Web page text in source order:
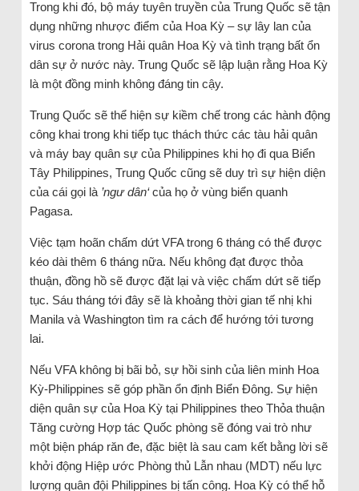
Trong khi đó, bộ máy tuyên truyền của Trung Quốc sẽ tận
dụng những nhược điểm của Hoa Kỳ – sự lây lan của
virus corona trong Hải quân Hoa Kỳ và tình trạng bất ổn
dân sự ở nước này. Trung Quốc sẽ lập luận rằng Hoa Kỳ
là một đồng minh không đáng tin cậy.
Trung Quốc sẽ thể hiện sự kiềm chế trong các hành động
công khai trong khi tiếp tục thách thức các tàu hải quân
và máy bay quân sự của Philippines khi họ đi qua Biển
Tây Philippines, Trung Quốc cũng sẽ duy trì sự hiện diện
của cái gọi là ’ngư dân‘của họ ở vùng biển quanh
Pagasa.
Việc tạm hoãn chấm dứt VFA trong 6 tháng có thể được
kéo dài thêm 6 tháng nữa. Nếu không đạt được thỏa
thuận, đồng hồ sẽ được đặt lại và việc chấm dứt sẽ tiếp
tục. Sáu tháng tới đây sẽ là khoảng thời gian tế nhị khi
Manila và Washington tìm ra cách để hướng tới tương
lai.
Nếu VFA không bị bãi bỏ, sự hồi sinh của liên minh Hoa
Kỳ-Philippines sẽ góp phần ổn định Biển Đông. Sự hiện
diện quân sự của Hoa Kỳ tại Philippines theo Thỏa thuận
Tăng cường Hợp tác Quốc phòng sẽ đóng vai trò như
một biện pháp răn đe, đặc biệt là sau cam kết bằng lời sẽ
khởi động Hiệp ước Phòng thủ Lẫn nhau (MDT) nếu lực
lượng quân đội Philippines bị tấn công. Hoa Kỳ có thể hỗ